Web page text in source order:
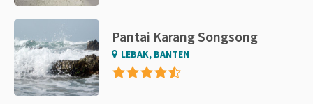
Pantai Karang Songsong
LEBAK, BANTEN